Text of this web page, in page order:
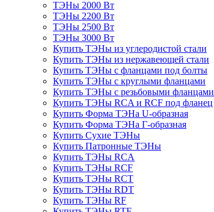
ТЭНы 2000 Вт
ТЭНы 2200 Вт
ТЭНы 2500 Вт
ТЭНы 3000 Вт
Купить ТЭНы из углеродистой стали
Купить ТЭНы из нержавеющей стали
Купить ТЭНы с фланцами под болты
Купить ТЭНы с круглыми фланцами
Купить ТЭНы с резьбовыми фланцами
Купить ТЭНы RCA и RCF под фланец
Купить Форма ТЭНа U-образная
Купить Форма ТЭНа Г-образная
Купить Сухие ТЭНы
Купить Патронные ТЭНы
Купить ТЭНы RCA
Купить ТЭНы RCF
Купить ТЭНы RCT
Купить ТЭНы RDT
Купить ТЭНы RF